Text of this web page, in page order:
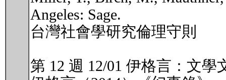
Angeles: Sage.
台灣社會學研究倫理守則
第 12 週 12/01 伊格言：文學